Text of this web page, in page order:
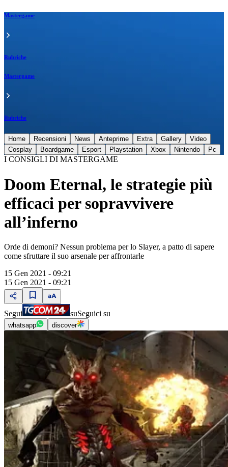
Mastergame
Rubriche
Mastergame
Rubriche
Home Recensioni News Anteprime Extra Gallery
Video
Cosplay
Boardgame Esport Playstation Xbox Nintendo Pc
I CONSIGLI DI MASTERGAME
Doom Eternal, le strategie più
efficaci per sopravvivere
all’inferno
Orde di demoni? Nessun problema per lo Slayer, a patto di sapere
come sfruttare il suo arsenale per affrontarle
15 Gen 2021 - 09:21
15 Gen 2021 - 09:21
Segui suSeguici su
whatsapp discover